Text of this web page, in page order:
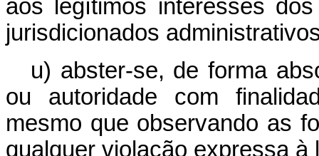
aos legítimos interesses
jurisdicionados
u) abster-se, de forma
ou autoridade com
mesmo que observando as
qualquer violação expressa à